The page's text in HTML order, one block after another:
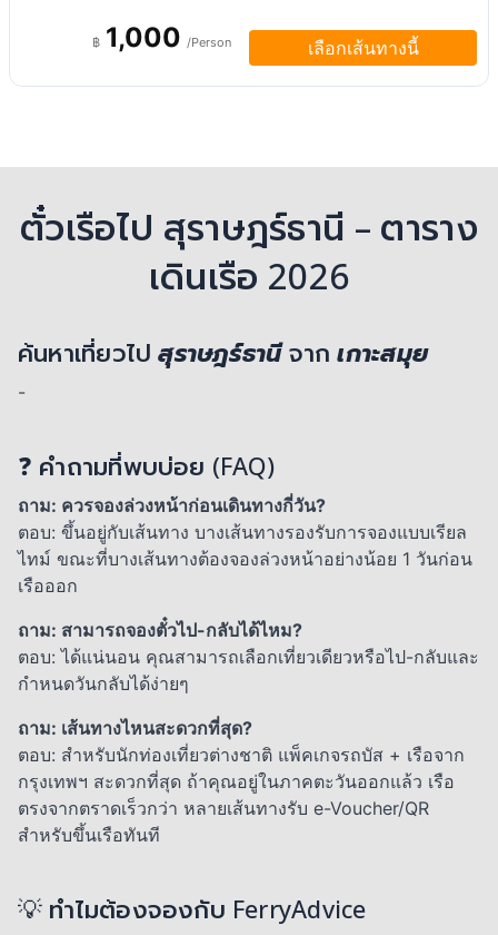
฿ 1,000 /Person เลือกเส้นทางนี้
ตั๋วเรือไป สุราษฎร์ธานี – ตาราง
เดินเรือ 2026
ค้นหาเที่ยวไปสุราษฎร์ธานีจากเกาะสมุย
-
❓ คำถามที่พบบ่อย (FAQ)
ถาม: ควรจองล่วงหน้าก่อนเดินทางกี่วัน?
ตอบ: ขึ้นอยู่กับเส้นทาง บางเส้นทางรองรับการจองแบบเรียล
ไทม์ ขณะที่บางเส้นทางต้องจองล่วงหน้าอย่างน้อย 1 วันก่อน
เรือออก
ถาม: สามารถจองตั๋วไป-กลับได้ไหม?
ตอบ: ได้แน่นอน คุณสามารถเลือกเที่ยวเดียวหรือไป-กลับและ
กำหนดวันกลับได้ง่ายๆ
ถาม: เส้นทางไหนสะดวกที่สุด?
ตอบ: สำหรับนักท่องเที่ยวต่างชาติ แพ็คเกจรถบัส + เรือจาก
กรุงเทพฯ สะดวกที่สุด ถ้าคุณอยู่ในภาคตะวันออกแล้ว เรือ
ตรงจากตราดเร็วกว่า หลายเส้นทางรับ e-Voucher/QR
สำหรับขึ้นเรือทันที
💡 ทำไมต้องจองกับ FerryAdvice